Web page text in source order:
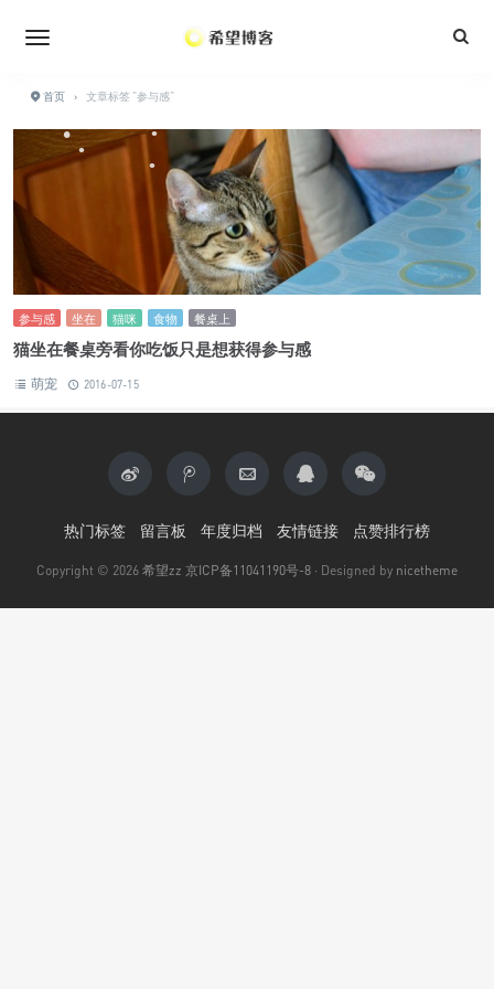
首页 › 文章标签 "参与感"
参与感 坐在 猫咪 食物 餐桌上
猫坐在餐桌旁看你吃饭只是想获得参与感
萌宠 2016-07-15
热门标签 留言板 年度归档 友情链接 点赞排行榜
Copyright © 2026 希望zz 京ICP备11041190号-8 · Designed by nicetheme
•
•
•
• •
•
•